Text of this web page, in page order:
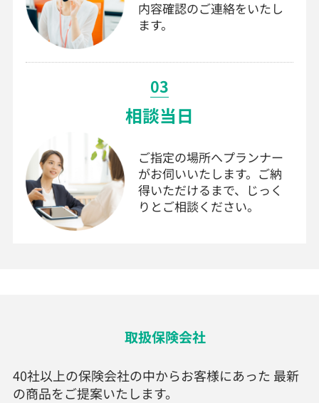
内容確認のご連絡をいたし
ます。
03
相談当日
ご指定の場所へプランナー
がお伺いいたします。ご納
得いただけるまで、じっく
りとご相談ください。
取扱保険会社
40社以上の保険会社の中からお客様にあった 最新
の商品をご提案いたします。